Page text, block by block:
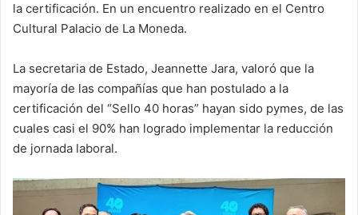
la certificación. En un encuentro realizado en el Centro
Cultural Palacio de La Moneda.
La secretaria de Estado, Jeannette Jara, valoró que la
mayoría de las compañías que han postulado a la
certificación del “Sello 40 horas” hayan sido pymes, de las
cuales casi el 90% han logrado implementar la reducción
de jornada laboral.